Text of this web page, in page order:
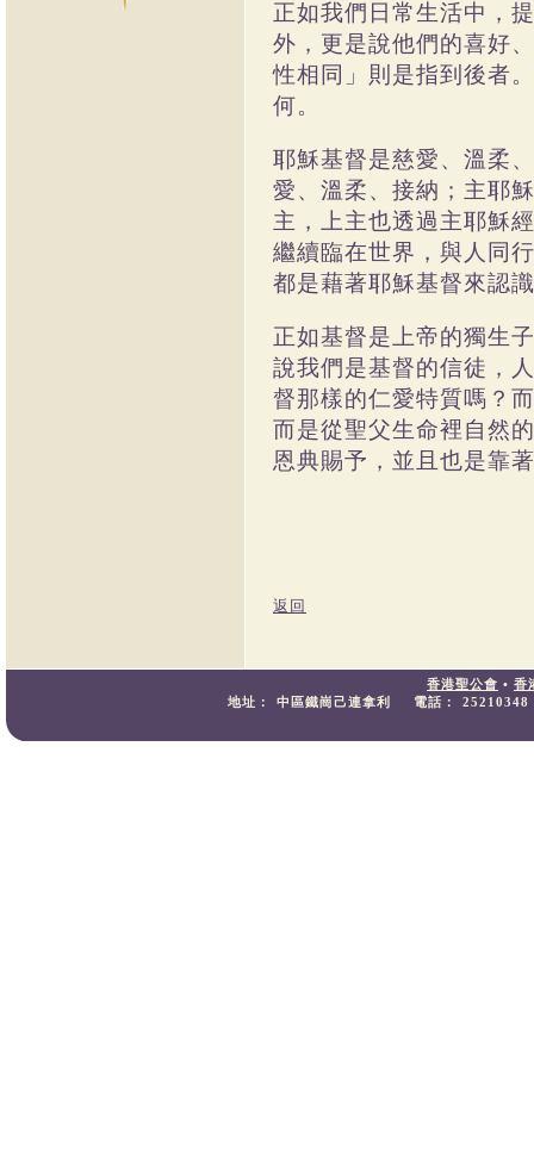
正如我們日常生活中，
外，更是說他們的喜好
性相同」則是指到後者
何。
耶穌基督是慈愛、溫柔
愛、溫柔、接納；主耶
主，上主也透過主耶穌
繼續臨在世界，與人同
都是藉著耶穌基督來認
正如基督是上帝的獨生
說我們是基督的信徒，
督那樣的仁愛特質嗎？
而是從聖父生命裡自然
恩典賜予，並且也是靠
返回
香港聖公會 • 香
地址：
中區鐵崗己連拿利 電話： 25210348